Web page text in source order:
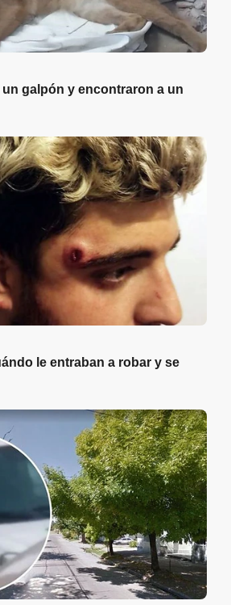
galpón y encontraron a un
le entraban a robar y se